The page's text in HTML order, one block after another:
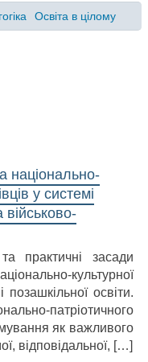
Освіта в цілому
національно-
у системі
військово-
практичні засади
культурної
позашкільної освіти.
патріотичного
як важливого
відповідальної, […]